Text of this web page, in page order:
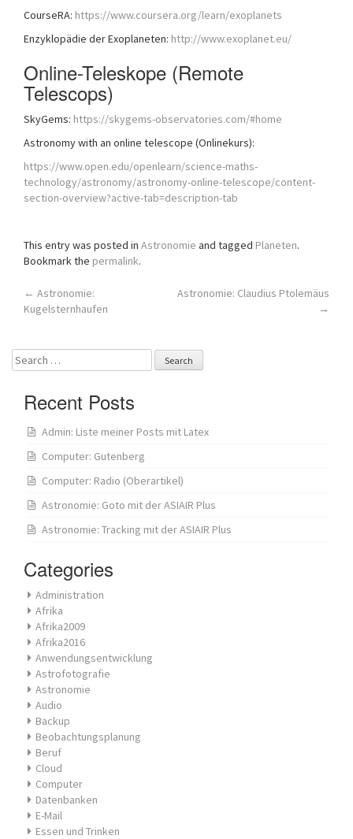
CourseRA: https://www.coursera.org/learn/exoplanets
Enzyklopädie der Exoplaneten: http://www.exoplanet.eu/
Online-Teleskope (Remote
Telescops)
SkyGems: https://skygems-observatories.com/#home
Astronomy with an online telescope (Onlinekurs):
https://www.open.edu/openlearn/science-maths-
technology/astronomy/astronomy-online-telescope/content-
section-overview?active-tab=description-tab
This entry was posted in Astronomie and tagged Planeten.
Bookmark the permalink.
Post
← Astronomie:
Kugelsternhaufen
Astronomie: Claudius Ptolemäus
→
Search
for:
Recent Posts
Admin: Liste meiner Posts mit Latex
Computer: Gutenberg
Computer: Radio (Oberartikel)
Astronomie: Goto mit der ASIAIR Plus
Astronomie: Tracking mit der ASIAIR Plus
Categories
Administration
Afrika
Afrika2009
Afrika2016
Anwendungsentwicklung
Astrofotografie
Astronomie
Audio
Backup
Beobachtungsplanung
Beruf
Cloud
Computer
Datenbanken
E-Mail
Essen und Trinken